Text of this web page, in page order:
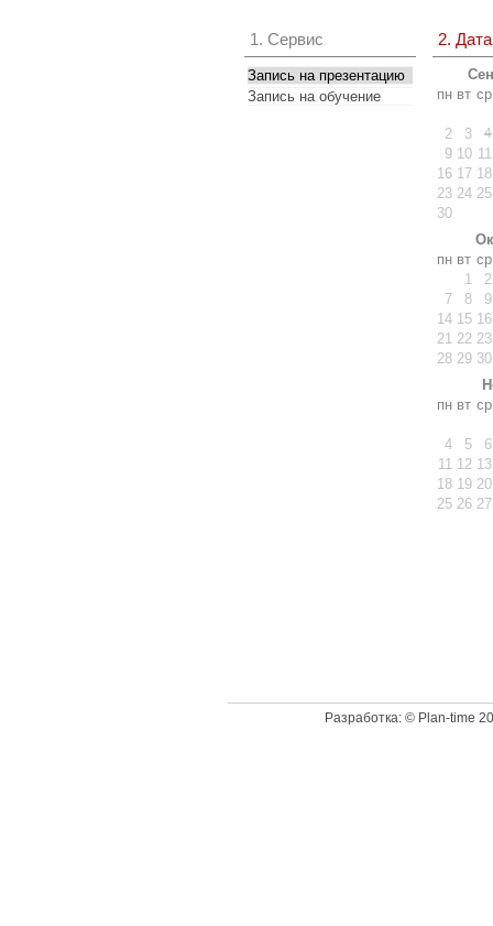
1. Сервис 2. Дата
Запись на презентацию
Запись на обучение
пн вт ср
2 3 4
9 10 11
16 17 18
23 24 25
30
пн вт ср
1
2
7
8
9
14 15 16
21 22 23
28 29 30
пн вт ср
4 5
6
11 12 13
18 19 20
25 26 27
Разработка: © Plan-time